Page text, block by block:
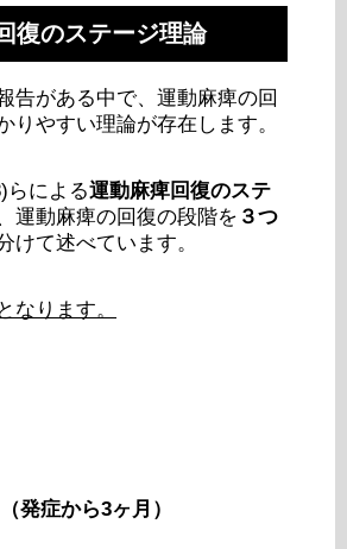
復のステージ理論
告がある中で、運動麻痺の回
りやすい理論が存在します。
らによる運動麻痺回復のステ
運動麻痺の回復の段階を ３つ
けて述べています。
なります。
発症から3ヶ月）